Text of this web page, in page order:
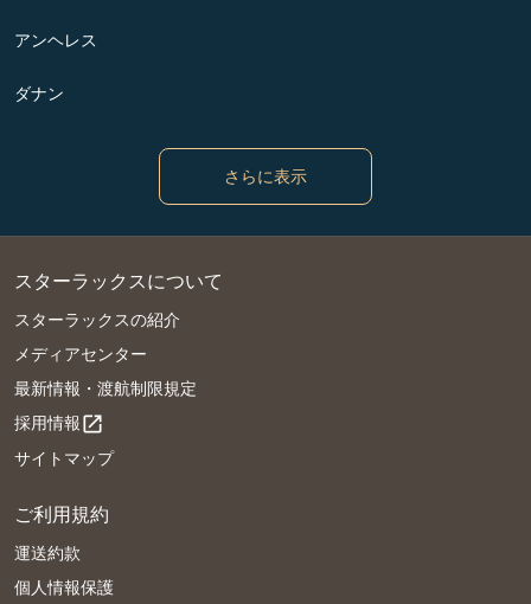
アンヘレス
ダナン
さらに表示
スターラックスについて
スターラックスの紹介
メディアセンター
最新情報・渡航制限規定
採用情報open_in_new
サイトマップ
ご利用規約
運送約款
個人情報保護